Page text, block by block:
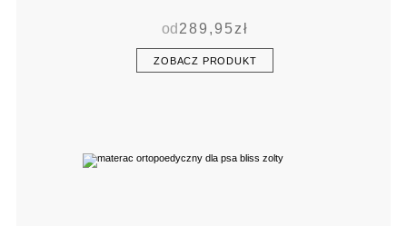
od 289,95zł
ZOBACZ PRODUKT